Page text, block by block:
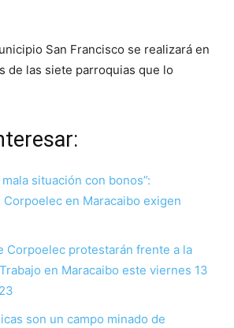
San Francisco se realizará en
de las siete parroquias que lo
situación con bonos”:
en Maracaibo exigen
Corpoelec protestarán frente a la
en Maracaibo este viernes 13
son un campo minado de